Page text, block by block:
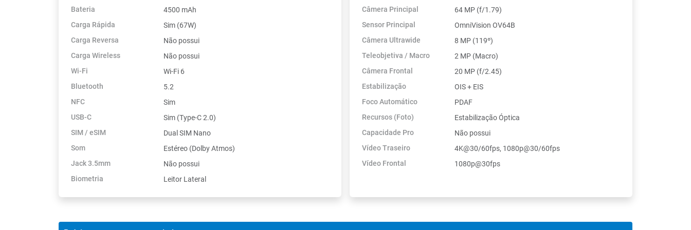
Bateria
4500 mAh
Carga Rápida
Sim (67W)
Carga Reversa
Não possui
Carga Wireless
Não possui
Wi-Fi
Wi-Fi 6
Bluetooth
5.2
NFC
Sim
USB-C
Sim (Type-C 2.0)
SIM / eSIM
Dual SIM Nano
Som
Estéreo (Dolby Atmos)
Jack 3.5mm
Não possui
Biometria
Leitor Lateral
Câmera Principal
64 MP (f/1.79)
Sensor Principal
OmniVision OV64B
Câmera Ultrawide
8 MP (119º)
Teleobjetiva / Macro
2 MP (Macro)
Câmera Frontal
20 MP (f/2.45)
Estabilização
OIS + EIS
Foco Automático
PDAF
Recursos (Foto)
Estabilização Óptica
Capacidade Pro
Não possui
Vídeo Traseiro
4K@30/60fps, 1080p@30/60fps
Vídeo Frontal
1080p@30fps